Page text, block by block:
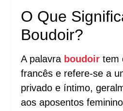
O Que
Boudoir?
A palavra boudoir tem
francês e refere-se a
privado e íntimo,
aos aposentos